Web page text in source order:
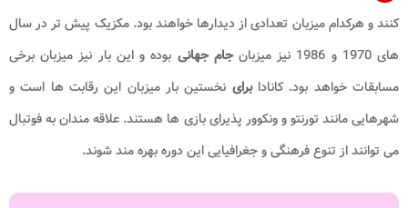
کنند و هرکدام میزبان تعدادی از دیدارها خواهند بود. مکزیک پیش تر در سال
های 1970 و 1986 نیز میزبان
جام جهانی بوده و این بار نیز میزبان برخی
مسابقات خواهد بود. کانادابرای نخستین بار میزبان این رقابت ها است و
شهرهایی مانند تورنتو و ونکوور پذیرای بازی ها هستند. علاقه مندان به فوتبال
می توانند از تنوع فرهنگی و جغرافیایی این دوره بهره مند شوند.